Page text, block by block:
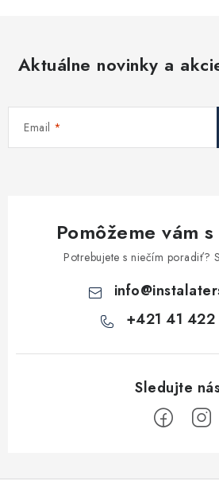
Aktuálne novinky a
Email
Pomôžeme vám
Potrebujete s niečím poradiť?
info@
+421 41